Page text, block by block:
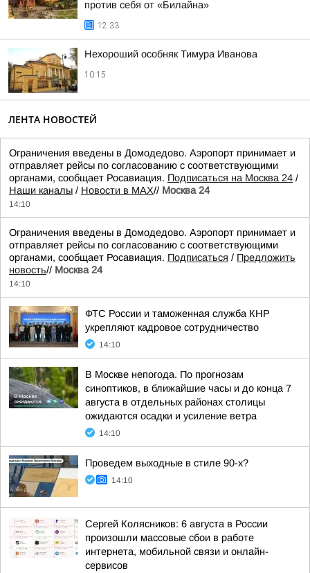
против себя от «Билайна»
12:33
Нехороший особняк Тимура Иванова
10:15
ЛЕНТА НОВОСТЕЙ
Ограничения введены в Домодедово. Аэропорт принимает и
отправляет рейсы по согласованию с соответствующими
органами, сообщает Росавиация. Подписаться на Москва 24 /
Наши каналы / Новости в MAX// Москва 24
14:10
Ограничения введены в Домодедово. Аэропорт принимает и
отправляет рейсы по согласованию с соответствующими
органами, сообщает Росавиация. Подписаться / Предложить
новость// Москва 24
14:10
ФТС России и таможенная служба КНР
укрепляют кадровое сотрудничество
14:10
В Москве непогода. По прогнозам
синоптиков, в ближайшие часы и до конца 7
августа в отдельных районах столицы
ожидаются осадки и усиление ветра
14:10
Проведем выходные в стиле 90-х?
14:10
Сергей Колясников: 6 августа в России
произошли массовые сбои в работе
интернета, мобильной связи и онлайн-
сервисов